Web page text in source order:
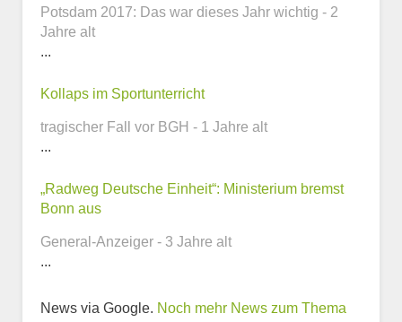
Webseite
Weitere Informationen
Potsdam 2017: Das war dieses Jahr wichtig - 2
Jahre alt
...
Kollaps im Sportunterricht
tragischer Fall vor BGH - 1 Jahre alt
...
„Radweg Deutsche Einheit“: Ministerium bremst
Bonn aus
General-Anzeiger - 3 Jahre alt
...
News via Google. Noch mehr News zum Thema